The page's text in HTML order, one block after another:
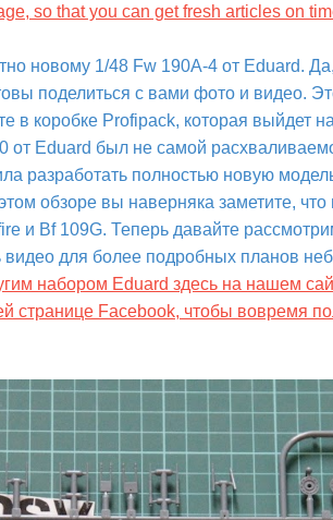
so that you can get fresh articles on
новому 1/48 Fw 190A-4 от Eduard.
поделиться с вами фото и видео.
в коробке Profipack, которая выйдет
Eduard был не самой
разработать полностью новую
обзоре вы наверняка заметите, что
и Bf 109G. Теперь давайте
видео для более подробных планов
набором Eduard здесь на нашем
странице Facebook, чтобы вовремя